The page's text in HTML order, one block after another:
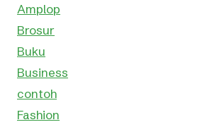
Amplop
Brosur
Buku
Business
contoh
Fashion